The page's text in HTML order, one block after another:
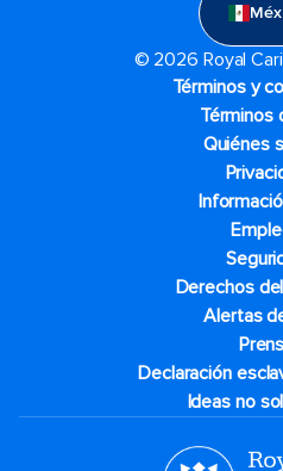
© 2026 Royal
Términos y
Términos
Quiénes
Derechos
Alertas
Declaración
Ideas no